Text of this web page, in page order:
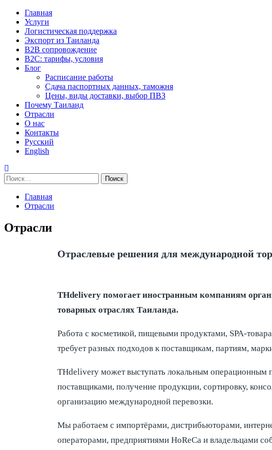
Перейти
содержимому
Основное
меню
Главная
Услуги
Логистическая поддержка
Экспорт из Таиланда
B2B сопровождение
B2C: тарифы, условия
Блог
Расписание работы
Сдача паспортных данных, таможня
Цены, виды доставки, выбор ПВЗ
Почему Таиланд
Отрасли
О нас
Контакты
Русский
English
Найти:
Главная
Отрасли
Отрасли
Отраслевые решения для международной
THdelivery помогает иностранным компаниям
товарных отраслях Таиланда.
Работа с косметикой, пищевыми продуктами, SPA-
требует разных подходов к поставщикам, партиям,
THdelivery может выступать локальным операционным
поставщиками, получение продукции, сортировку,
организацию международной перевозки.
Мы работаем с импортёрами, дистрибьюторами,
операторами, предприятиями HoReCa и владельцами